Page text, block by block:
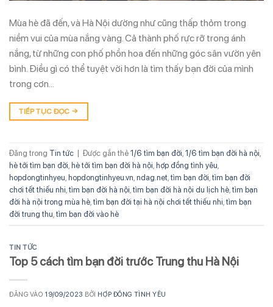
Mùa hè đã đến, và Hà Nội dường như cũng thấp thỏm trong
niềm vui của mùa nắng vàng. Cả thành phố rực rỡ trong ánh
nắng, từ những con phố phồn hoa đến những góc sân vườn yên
bình. Điều gì có thể tuyệt vời hơn là tìm thấy bạn đời của mình
trong cơn…
TIẾP TỤC ĐỌC →
Đăng trong Tin tức Được gắn thẻ 1/6 tìm bạn đời 1/6 tìm bạn đời hà nội
hè tới tìm bạn đời hè tới tìm bạn đời hà nội hợp đồng tình yêu
hopdongtinhyeu hopdongtinhyeu.vn ndag.net tìm bạn đời tìm bạn đời
chơi tết thiếu nhi tìm bạn đời hà nội tìm bạn đời hà nội du lịch hè tìm bạn
đời hà nội trong mùa hè tìm bạn đời tại hà nội chơi tết thiếu nhi tìm bạn
đời trung thu tìm bạn đời vào hè
TIN TỨC
Top 5 cách tìm bạn đời trước Trung thu Hà Nội
ĐĂNG VÀO 19/09/2023 BỞI HỢP ĐỒNG TÌNH YÊU